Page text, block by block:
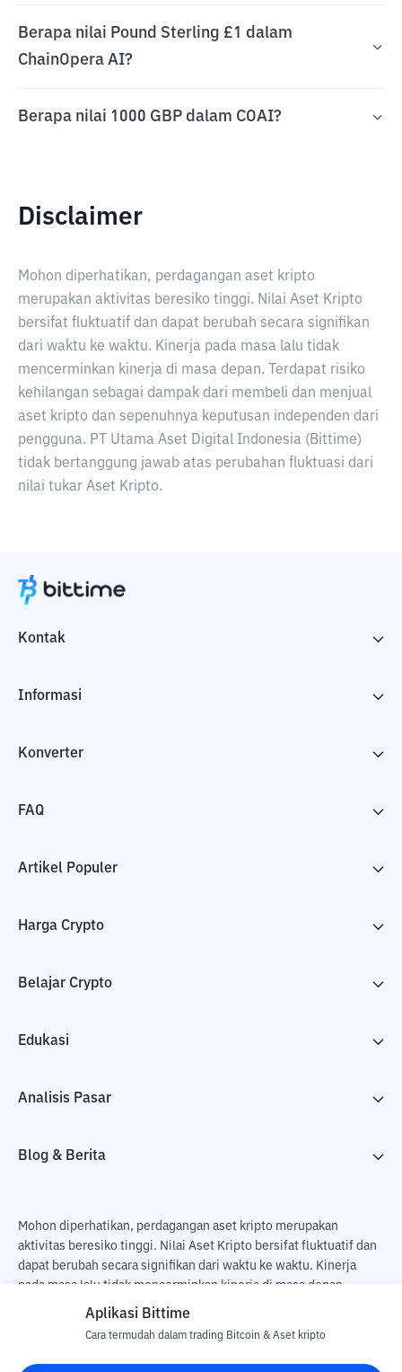
Berapa nilai Pound Sterling £1 dalam
ChainOpera AI?
Berapa nilai 1000 GBP dalam COAI?
Disclaimer
Mohon diperhatikan, perdagangan aset kripto
merupakan aktivitas beresiko tinggi. Nilai Aset Kripto
bersifat fluktuatif dan dapat berubah secara signifikan
dari waktu ke waktu. Kinerja pada masa lalu tidak
mencerminkan kinerja di masa depan. Terdapat risiko
kehilangan sebagai dampak dari membeli dan menjual
aset kripto dan sepenuhnya keputusan independen dari
pengguna. PT Utama Aset Digital Indonesia (Bittime)
tidak bertanggung jawab atas perubahan fluktuasi dari
nilai tukar Aset Kripto.
Kontak
Informasi
Konverter
FAQ
Artikel Populer
Harga Crypto
Belajar Crypto
Edukasi
Analisis Pasar
Blog & Berita
Mohon diperhatikan, perdagangan aset kripto merupakan
aktivitas beresiko tinggi. Nilai Aset Kripto bersifat fluktuatif dan
dapat berubah secara signifikan dari waktu ke waktu. Kinerja
pada masa lalu tidak mencerminkan kinerja di masa depan.
Terdapat risiko kehilangan sebagai dampak dari membeli dan
pengguna. PT Utama Aset Digital Indonesia (Bittime) tidak
bertanggung jawab atas perubahan fluktuasi dari nilai tukar Aset
Aplikasi Bittime
Cara termudah dalam trading Bitcoin & Aset kripto